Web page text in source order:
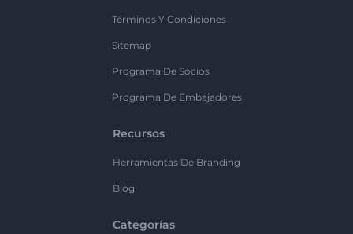
Términos Y Condiciones
Sitemap
Programa De Socios
Programa De Embajadores
Recursos
Herramientas De Branding
Blog
Categorías